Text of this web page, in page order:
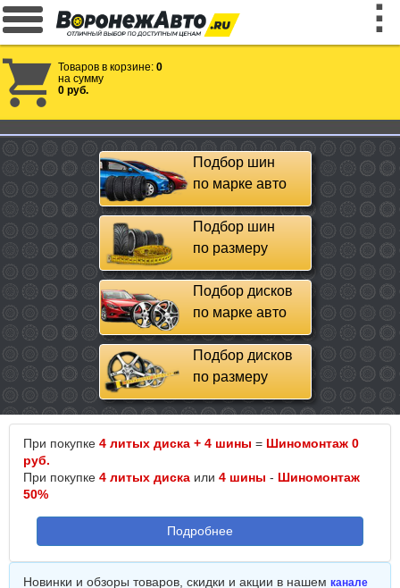
Товаров в корзине: 0
на сумму
0 руб.
Подбор шин
по марке авто
Подбор шин
по размеру
Подбор дисков
по марке авто
Подбор дисков
по размеру
При покупке 4 литых диска + 4 шины = Шиномонтаж 0
руб.
При покупке 4 литых диска или 4 шины - Шиномонтаж
50%
Подробнее
Новинки и обзоры товаров, скидки и акции в нашем канале